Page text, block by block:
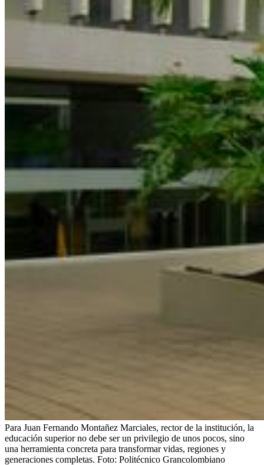
Para Juan Fernando Montañez Marciales, rector de la institución, la
educación superior no debe ser un privilegio de unos pocos, sino
una herramienta concreta para transformar vidas, regiones y
generaciones completas. Foto: Politécnico Grancolombiano